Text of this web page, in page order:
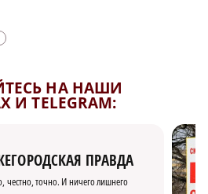
НА НАШИ
И TELEGRAM:
ПРАВДА
честно, точно. И ничего лишнего